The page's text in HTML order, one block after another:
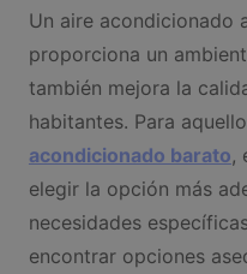
Un aire acondicionado
proporciona un
también mejora la
habitantes. Para
acondicionado barato,
elegir la opción más
necesidades
encontrar opciones